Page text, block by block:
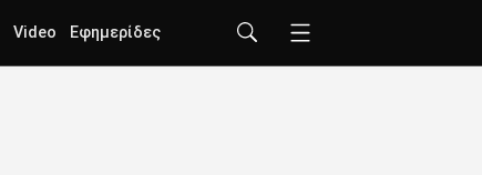
Video Εφημερίδες